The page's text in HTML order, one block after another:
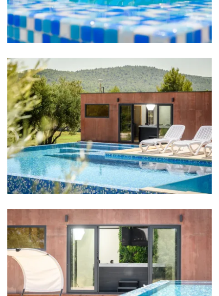
Schlafzimmer 2: Einzelbett: 2
Schlafzimmer 4: Einzelbett: 2
Schlafzimmer 5: Einzelbett: 1
Klimaanlage in jedem Zimmer
TV in jedem Zimmer
Bettwäsche
Badezimmer
Badezimmer 1: En suite, Waschbecken, Toilette,
Dusche
Badezimmer 2: En suite, Waschbecken, Toilette,